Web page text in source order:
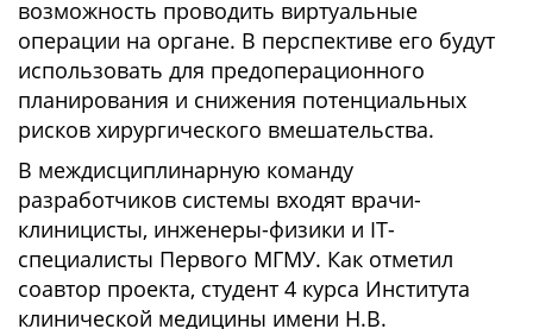
возможность проводить виртуальные
операции на органе. В перспективе его будут
использовать для предоперационного
планирования и снижения потенциальных
рисков хирургического вмешательства.
В междисциплинарную команду
разработчиков системы входят врачи-
клиницисты, инженеры-физики и IT-
специалисты Первого МГМУ. Как отметил
соавтор проекта, студент 4 курса Института
клинической медицины имени Н.В.